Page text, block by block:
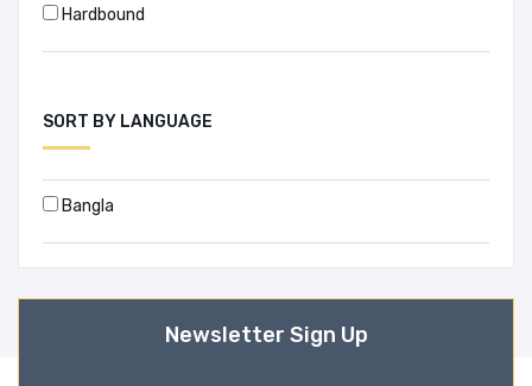
Adeeb Mahmud (1)
Adnan Morshed (1)
Advocate Jahangir Alam Sarker (1)
Hardbound
SORT BY LANGUAGE
Bangla
Newsletter Sign Up